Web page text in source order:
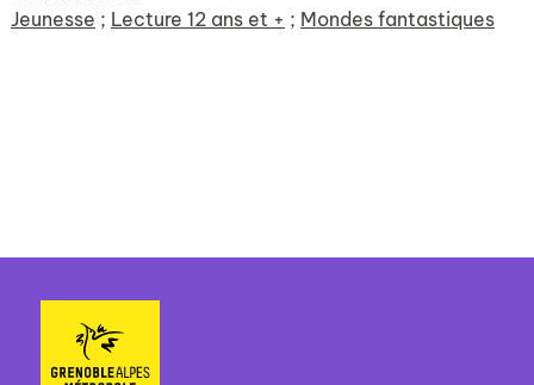
Jeunesse ; Lecture 12 ans et + ; Mondes fantastiques